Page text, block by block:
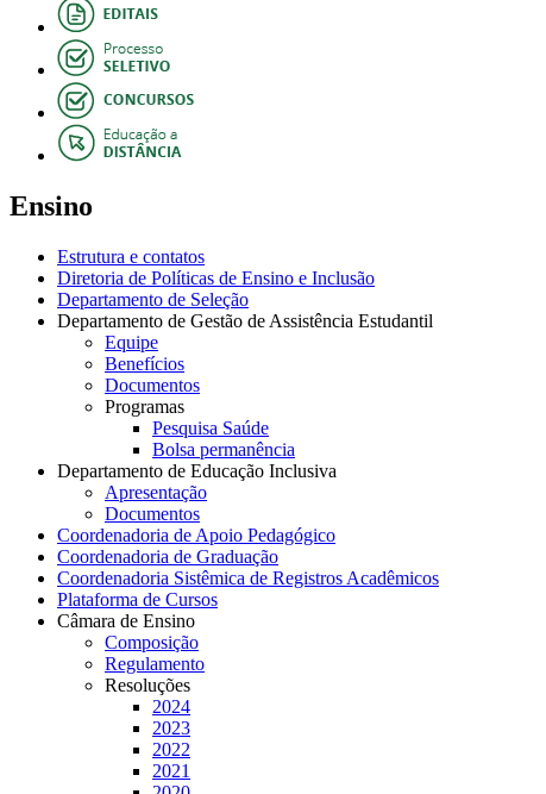
Ensino
Estrutura e contatos
Diretoria de Políticas de Ensino e Inclusão
Departamento de Seleção
Departamento de Gestão de Assistência Estudantil
Equipe
Benefícios
Documentos
Programas
Pesquisa Saúde
Bolsa permanência
Departamento de Educação Inclusiva
Apresentação
Documentos
Coordenadoria de Apoio Pedagógico
Coordenadoria de Graduação
Coordenadoria Sistêmica de Registros Acadêmicos
Plataforma de Cursos
Câmara de Ensino
Composição
Regulamento
Resoluções
2024
2023
2022
2021